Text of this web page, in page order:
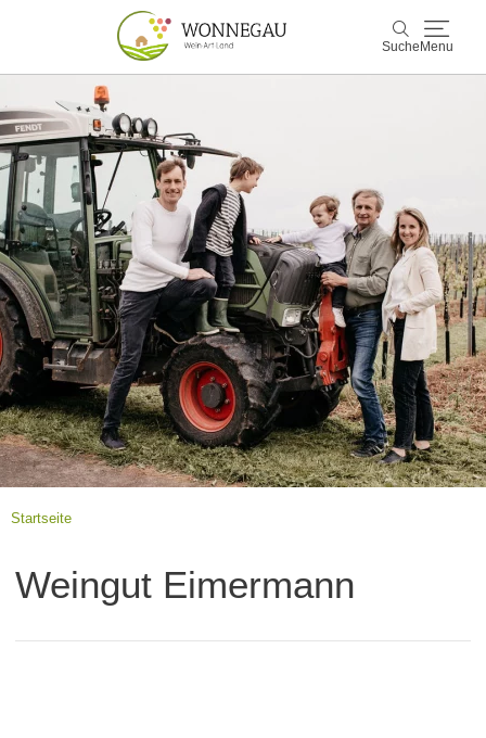
Suche Menu
Entdecken & Erleben
Wein & Genuss
Kultur & Events
Buchen & Service
Startseite
Weingut Eimermann